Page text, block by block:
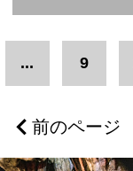
エリア
いわき市
前のページ
... 9